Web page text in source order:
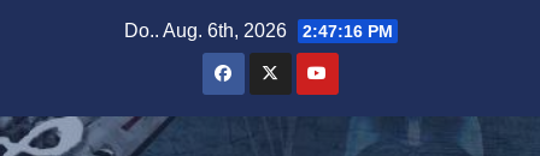
Do.. Aug. 6th, 2026 2:47:17 PM